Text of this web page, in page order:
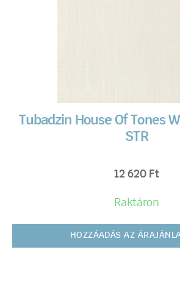
Tubadzin House Of Tones
STR
12 620 Ft
Raktáron
HOZZÁADÁS AZ